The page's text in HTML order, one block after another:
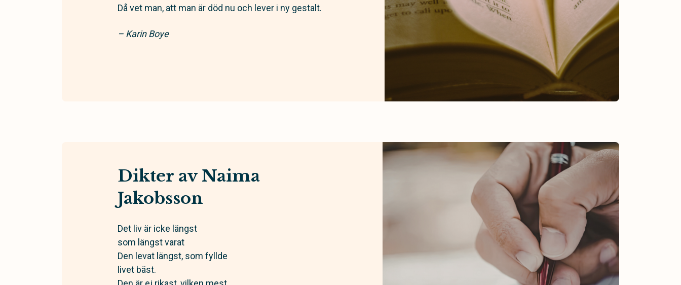
Då vet man, att man är död nu och lever i ny gestalt.
– Karin Boye
Dikter av Naima
Jakobsson
Det liv är icke längst
som längst varat
Den levat längst, som fyllde
livet bäst.